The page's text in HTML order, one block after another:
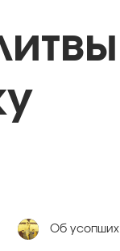
Об усопших